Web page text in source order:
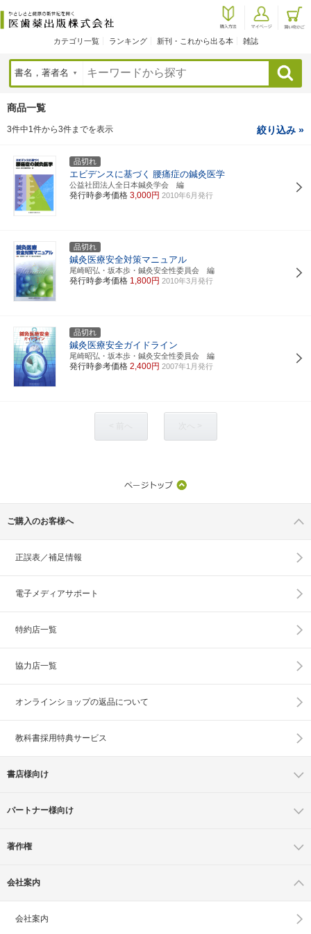
カテゴリ一覧 ランキング 新刊・これから出る本 雑誌
検索
商品一覧
3件中1件から3件までを表示 絞り込み »
品切れ
エビデンスに基づく 腰痛症の鍼灸医学
公益社団法人全日本鍼灸学会 編
発行時参考価格 3,000円 2010年6月発行
品切れ
鍼灸医療安全対策マニュアル
尾崎昭弘・坂本歩・鍼灸安全性委員会 編
発行時参考価格 1,800円 2010年3月発行
品切れ
鍼灸医療安全ガイドライン
尾崎昭弘・坂本歩・鍼灸安全性委員会 編
発行時参考価格 2,400円 2007年1月発行
ご購入のお客様へ
正誤表／補足情報
電子メディアサポート
特約店一覧
協力店一覧
オンラインショップの返品について
教科書採用特典サービス
書店様向け
パートナー様向け
著作権
会社案内
会社案内